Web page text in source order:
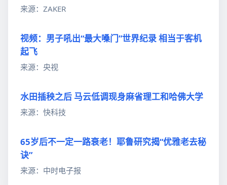
来源：ZAKER
视频：男子吼出“最大嗓门”世界纪录 相当于客机
起飞
来源：央视
水田插秧之后 马云低调现身麻省理工和哈佛大学
来源：快科技
65岁后不一定一路衰老！耶鲁研究揭“优雅老去秘
诀”
来源：中时电子报